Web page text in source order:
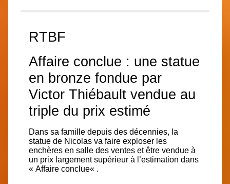
RTBF
Affaire conclue : une statue
en bronze fondue par
Victor Thiébault vendue au
triple du prix estimé
Dans sa famille depuis des décennies, la
statue de Nicolas va faire exploser les
enchères en salle des ventes etêtre vendue à
un prix largement supérieur à l’estimation dans
« Affaire conclue« .